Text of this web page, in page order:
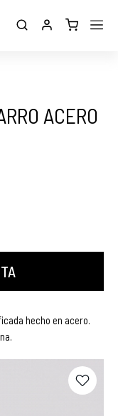
ACERO
hecho en acero.